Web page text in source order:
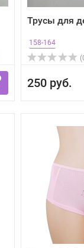
Трусы для
158-164
250 руб.